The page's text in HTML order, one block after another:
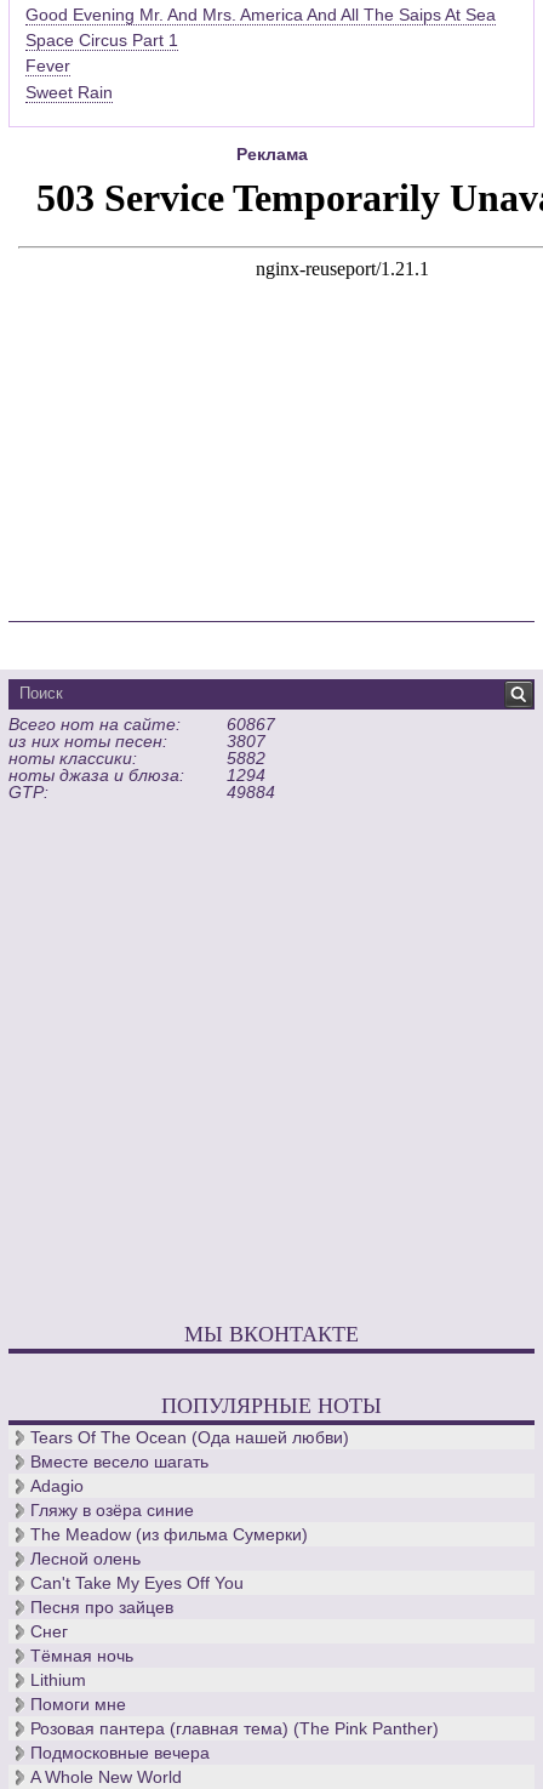
Good Evening Mr. And Mrs. America And All The Saips At Sea
Space Circus Part 1
Fever
Sweet Rain
Реклама
Всего нот на сайте:
60867
из них ноты песен:
3807
ноты классики:
5882
ноты джаза и блюза:
1294
GTP:
49884
МЫ ВКОНТАКТЕ
ПОПУЛЯРНЫЕ НОТЫ
Tears Of The Ocean (Ода нашей любви)
Вместе весело шагать
Adagio
Гляжу в озёра синие
The Meadow (из фильма Сумерки)
Лесной олень
Can't Take My Eyes Off You
Песня про зайцев
Снег
Тёмная ночь
Lithium
Помоги мне
Розовая пантера (главная тема) (The Pink Panther)
Подмосковные вечера
A Whole New World